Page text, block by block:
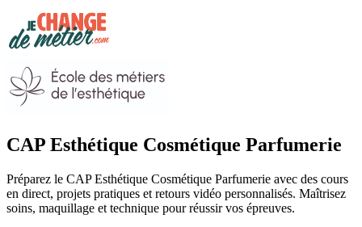
CAP Esthétique Cosmétique Parfumerie
Préparez le CAP Esthétique Cosmétique Parfumerie avec des cours
en direct, projets pratiques et retours vidéo personnalisés. Maîtrisez
soins, maquillage et technique pour réussir vos épreuves.